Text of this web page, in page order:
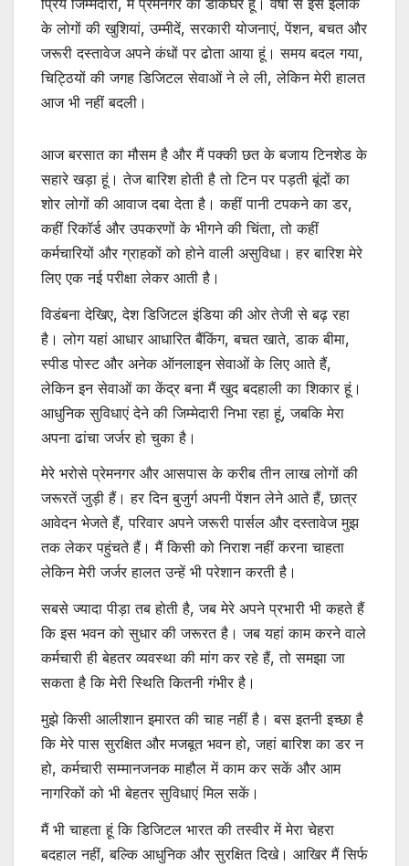
के लोगों की खुशियां, उम्मीदें, सरकारी योजनाएं, पेंशन, बचत और
जरूरी दस्तावेज अपने कंधों पर ढोता आया हूं। समय बदल गया,
चिट्ठियों की जगह डिजिटल सेवाओं ने ले ली, लेकिन मेरी हालत
आज भी नहीं बदली।
आज बरसात का मौसम है और मैं पक्की छत के बजाय टिनशेड के
सहारे खड़ा हूं। तेज बारिश होती है तो टिन पर पड़ती बूंदों का
शोर लोगों की आवाज दबा देता है। कहीं पानी टपकने का डर,
कहीं रिकॉर्ड और उपकरणों के भीगने की चिंता, तो कहीं
कर्मचारियों और ग्राहकों को होने वाली असुविधा। हर बारिश मेरे
लिए एक नई परीक्षा लेकर आती है।
विडंबना देखिए, देश डिजिटल इंडिया की ओर तेजी से बढ़ रहा
है। लोग यहां आधार आधारित बैंकिंग, बचत खाते, डाक बीमा,
स्पीड पोस्ट और अनेक ऑनलाइन सेवाओं के लिए आते हैं,
लेकिन इन सेवाओं का केंद्र बना मैं खुद बदहाली का शिकार हूं।
आधुनिक सुविधाएं देने की जिम्मेदारी निभा रहा हूं, जबकि मेरा
अपना ढांचा जर्जर हो चुका है।
मेरे भरोसे प्रेमनगर और आसपास के करीब तीन लाख लोगों की
जरूरतें जुड़ी हैं। हर दिन बुजुर्ग अपनी पेंशन लेने आते हैं, छात्र
आवेदन भेजते हैं, परिवार अपने जरूरी पार्सल और दस्तावेज मुझ
तक लेकर पहुंचते हैं। मैं किसी को निराश नहीं करना चाहता
लेकिन मेरी जर्जर हालत उन्हें भी परेशान करती है।
सबसे ज्यादा पीड़ा तब होती है, जब मेरे अपने प्रभारी भी कहते हैं
कि इस भवन को सुधार की जरूरत है। जब यहां काम करने वाले
कर्मचारी ही बेहतर व्यवस्था की मांग कर रहे हैं, तो समझा जा
सकता है कि मेरी स्थिति कितनी गंभीर है।
मुझे किसी आलीशान इमारत की चाह नहीं है। बस इतनी इच्छा है
कि मेरे पास सुरक्षित और मजबूत भवन हो, जहां बारिश का डर न
हो, कर्मचारी सम्मानजनक माहौल में काम कर सकें और आम
नागरिकों को भी बेहतर सुविधाएं मिल सकें।
मैं भी चाहता हूं कि डिजिटल भारत की तस्वीर में मेरा चेहरा
बदहाल नहीं, बल्कि आधुनिक और सुरक्षित दिखे। आखिर मैं सिर्फ